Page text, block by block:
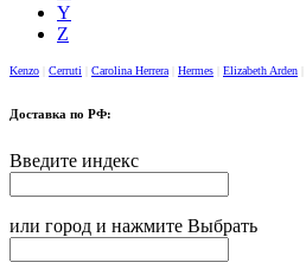
Y
Z
Kenzo Cerruti Carolina Herrera Hermes Elizabeth Arden
Доставка по РФ:
Введите индекс
или город и нажмите Выбрать